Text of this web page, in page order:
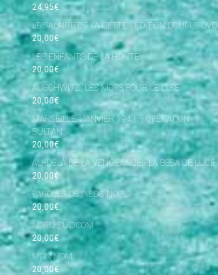
24,95€
LE SALAIRE DE LA DETTE - ÉDITION DOUBLE DVD
20,00€
LES ENFANTS DE LA HONTE
20,00€
AUSCHWITZ, LES MOTS POUR LE DIRE
20,00€
MARSEILLE, JANVIER 1943 – OPÉRATION
SULTAN
20,00€
AU-DELÀ DE LA VENGEANCE - LA BESA DE LUCE
20,00€
PAROLES DE PIEDS-NOIRS
20,00€
NORD-SUD.COM
20,00€
MON NOM
20,00€